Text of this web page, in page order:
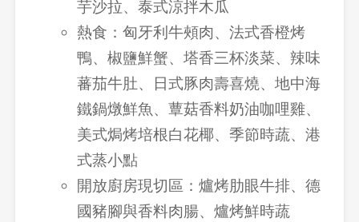
芋沙拉、泰式涼拌木瓜
熱食：匈牙利牛頰肉、法式香橙烤
鴨、椒鹽鮮蟹、塔香三杯淡菜、辣味
蕃茄牛肚、日式豚肉壽喜燒、地中海
鐵鍋燉鮮魚、蕈菇香料奶油咖哩雞、
美式焗烤培根白花椰、季節時蔬、港
式蒸小點
開放廚房現切區：爐烤肋眼牛排、德
國豬腳與香料肉腸、爐烤鮮時蔬
登出
先不要 確認